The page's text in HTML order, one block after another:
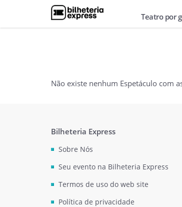
Teatro por
Não existe nenhum Espetáculo com
Bilheteria Express
Sobre Nós
Seu evento na Bilheteria Express
Termos de uso do web site
Política de privacidade